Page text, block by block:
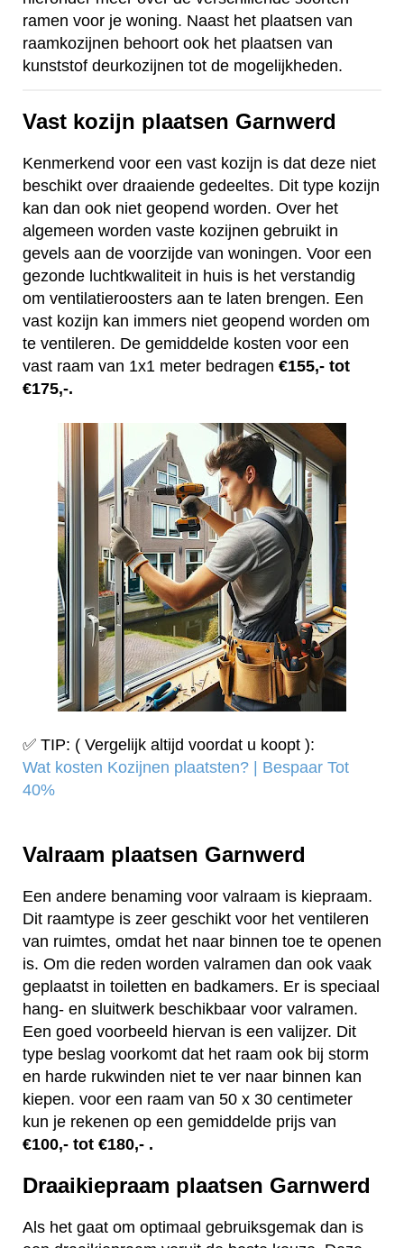
ramen voor je woning. Naast het plaatsen van
raamkozijnen behoort ook het plaatsen van
kunststof deurkozijnen tot de mogelijkheden.
Vast kozijn plaatsen Garnwerd
Kenmerkend voor een vast kozijn is dat deze niet
beschikt over draaiende gedeeltes. Dit type kozijn
kan dan ook niet geopend worden. Over het
algemeen worden vaste kozijnen gebruikt in
gevels aan de voorzijde van woningen. Voor een
gezonde luchtkwaliteit in huis is het verstandig
om ventilatieroosters aan te laten brengen. Een
vast kozijn kan immers niet geopend worden om
te ventileren. De gemiddelde kosten voor een
vast raam van 1x1 meter bedragen €155,- tot
€175,-.
✅ TIP: ( Vergelijk altijd voordat u koopt ):
Wat kosten Kozijnen plaatsten? | Bespaar Tot
40%‎
Valraam plaatsen Garnwerd
Een andere benaming voor valraam is kiepraam.
Dit raamtype is zeer geschikt voor het ventileren
van ruimtes, omdat het naar binnen toe te openen
is. Om die reden worden valramen dan ook vaak
geplaatst in toiletten en badkamers. Er is speciaal
hang- en sluitwerk beschikbaar voor valramen.
Een goed voorbeeld hiervan is een valijzer. Dit
type beslag voorkomt dat het raam ook bij storm
en harde rukwinden niet te ver naar binnen kan
kiepen. voor een raam van 50 x 30 centimeter
kun je rekenen op een gemiddelde prijs van
€100,- tot €180,- .
Draaikiepraam plaatsen Garnwerd
Als het gaat om optimaal gebruiksgemak dan is